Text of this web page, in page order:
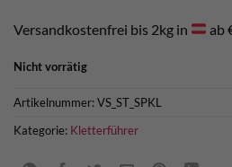
Versandkostenfrei bis 2kg in ab
Nicht vorrätig
Artikelnummer:VS_ST_SPKL
Kategorie: Kletterführer